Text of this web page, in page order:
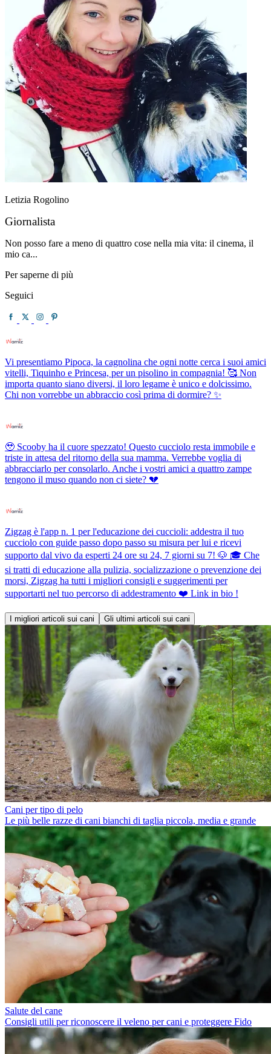
Letizia Rogolino
Giornalista
Non posso fare a meno di quattro cose nella mia vita: il cinema, il
mio ca...
Per saperne di più
Seguici
Vi presentiamo Pipoca, la cagnolina che ogni notte cerca i suoi amici
vitelli, Tiquinho e Princesa, per un pisolino in compagnia! 🥰 Non
importa quanto siano diversi, il loro legame è unico e dolcissimo.
Chi non vorrebbe un abbraccio così prima di dormire? ✨
🥹 Scooby ha il cuore spezzato! Questo cucciolo resta immobile e
triste in attesa del ritorno della sua mamma. Verrebbe voglia di
abbracciarlo per consolarlo. Anche i vostri amici a quattro zampe
tengono il muso quando non ci siete? 💔
Zigzag è l'app n. 1 per l'educazione dei cuccioli: addestra il tuo
cucciolo con guide passo dopo passo su misura per lui e ricevi
supporto dal vivo da esperti 24 ore su 24, 7 giorni su 7! 🐶 🎓 Che
si tratti di educazione alla pulizia, socializzazione o prevenzione dei
morsi, Zigzag ha tutti i migliori consigli e suggerimenti per
supportarti nel tuo percorso di addestramento ❤️ Link in bio !
I migliori articoli sui cani Gli ultimi articoli sui cani
Cani per tipo di pelo
Le più belle razze di cani bianchi di taglia piccola, media e grande
Salute del cane
Consigli utili per riconoscere il veleno per cani e proteggere Fido